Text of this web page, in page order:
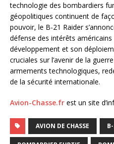
technologie des bombardiers
géopolitiques continuent de
pouvoir, le B-21 Raider
défense des intérêts américains
développement et son
cruciales sur l’avenir de la
armements technologiques,
de la sécurité internationale.
Avion-Chasse.fr est un site
AVION DE CHASSE